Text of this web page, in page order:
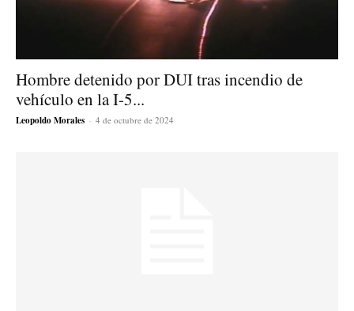
Hombre detenido por DUI tras incendio de
vehículo en la I-5...
Leopoldo Morales - 4 de octubre de 2024